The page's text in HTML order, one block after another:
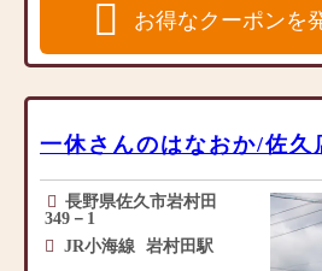
広い駐車場がありお車での
来園が便利です。
日当たり良好！自然豊かで
向台墓苑は、長野市富田の
緑に包まれた静かな山間に
あります。
を誇る仏壇・仏具・墓石の
◎取扱い商品仏壇、仏具、
位牌、念珠、線香、ローソ
灯、フラワーアレンジメン
ング石材、ペット墓、墓
石、墓石用品、墓地・霊
園、庭灯篭、他
【仏事に必要な商品を豊富
に品揃え】
間にも置きやすいモダン仏
壇やタンスの上に置く上置
仏壇、伝統的な大型仏壇、
金仏壇などを始め、常時200
点ほどのお仏壇を取り揃え
お参りに欠かせないお線香
具調デザインが特徴で洋間
にも置きやすいモダン仏壇
やタンスの上に置く上置仏
ほどのお仏壇を取り揃えて
おります。また、毎日のお
参りに欠かせないお線香や
ローソク、フラワーアレン
ジメントなどの小物商品の
お得なクーポンを
一休さんのはなおか/佐久
長野県佐久市岩村田
349－1
JR小海線
岩村田駅